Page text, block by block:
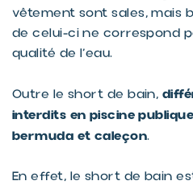
vêtement sont sales, mais
de celui-ci ne correspond
qualité de l’eau.
Outre le short de bain,
interdits en piscine
bermuda et caleçon.
En effet, le short de bain